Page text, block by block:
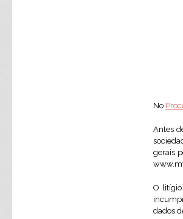
No
Antes
gerais
O
dados